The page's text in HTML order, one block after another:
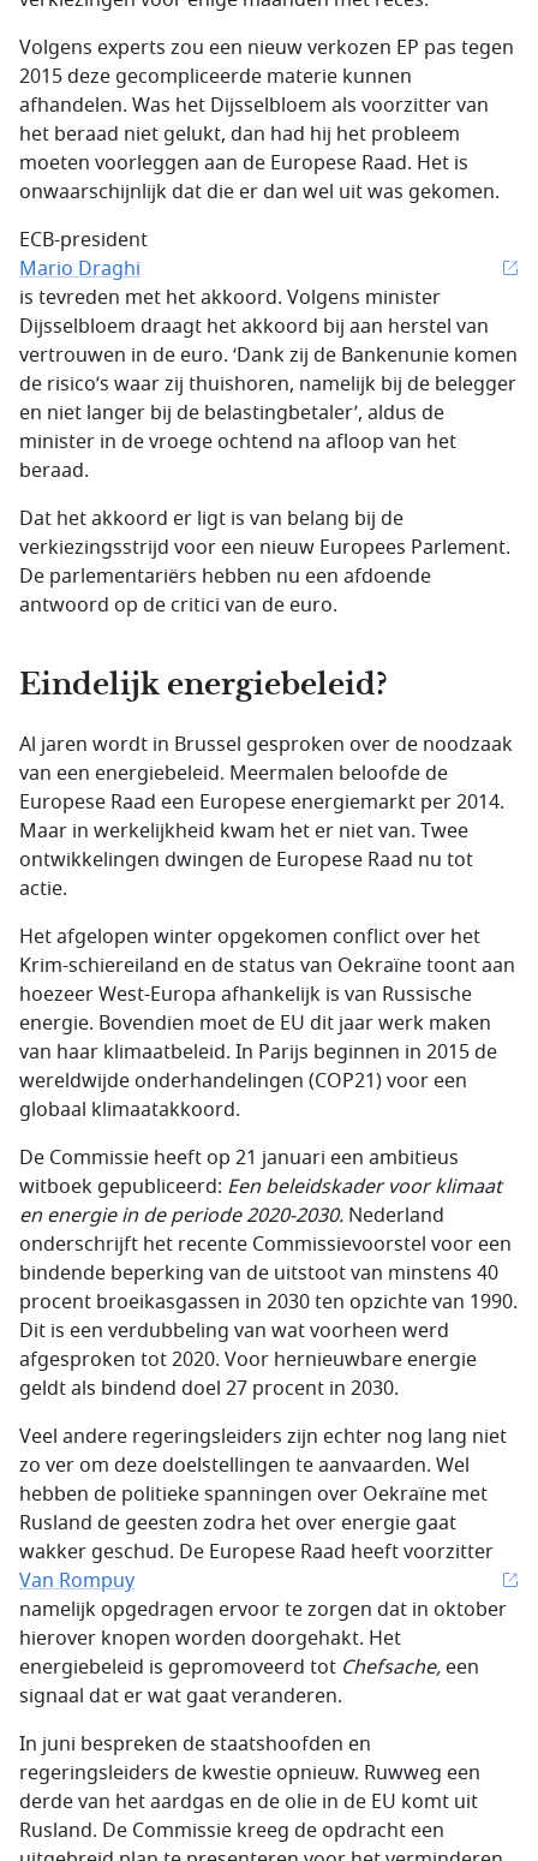
Volgens experts zou een nieuw verkozen EP pas tegen
2015 deze gecompliceerde materie kunnen
afhandelen. Was het Dijsselbloem als voorzitter van
het beraad niet gelukt, dan had hij het probleem
moeten voorleggen aan de Europese Raad. Het is
onwaarschijnlijk dat die er dan wel uit was gekomen.
ECB-president
Mario Draghi
is tevreden met het akkoord. Volgens minister
Dijsselbloem draagt het akkoord bij aan herstel van
vertrouwen in de euro. ‘Dank zij de Bankenunie komen
de risico’s waar zij thuishoren, namelijk bij de belegger
en niet langer bij de belastingbetaler’, aldus de
minister in de vroege ochtend na afloop van het
beraad.
Dat het akkoord er ligt is van belang bij de
verkiezingsstrijd voor een nieuw Europees Parlement.
De parlementariërs hebben nu een afdoende
antwoord op de critici van de euro.
Eindelijk energiebeleid?
Al jaren wordt in Brussel gesproken over de noodzaak
van een energiebeleid. Meermalen beloofde de
Europese Raad een Europese energiemarkt per 2014.
Maar in werkelijkheid kwam het er niet van. Twee
ontwikkelingen dwingen de Europese Raad nu tot
actie.
Het afgelopen winter opgekomen conflict over het
Krim-schiereiland en de status van Oekraïne toont aan
hoezeer West-Europa afhankelijk is van Russische
energie. Bovendien moet de EU dit jaar werk maken
van haar klimaatbeleid. In Parijs beginnen in 2015 de
wereldwijde onderhandelingen (COP21) voor een
globaal klimaatakkoord.
De Commissie heeft op 21 januari een ambitieus
witboek gepubliceerd: Een beleidskader voor klimaat
en energie in de periode 2020-2030. Nederland
onderschrijft het recente Commissievoorstel voor een
bindende beperking van de uitstoot van minstens 40
procent broeikasgassen in 2030 ten opzichte van 1990.
Dit is een verdubbeling van wat voorheen werd
afgesproken tot 2020. Voor hernieuwbare energie
geldt als bindend doel 27 procent in 2030.
Veel andere regeringsleiders zijn echter nog lang niet
zo ver om deze doelstellingen te aanvaarden. Wel
hebben de politieke spanningen over Oekraïne met
Rusland de geesten zodra het over energie gaat
wakker geschud. De Europese Raad heeft voorzitter
Van Rompuy
namelijk opgedragen ervoor te zorgen dat in oktober
hierover knopen worden doorgehakt. Het
energiebeleid is gepromoveerd tot Chefsache, een
signaal dat er wat gaat veranderen.
In juni bespreken de staatshoofden en
regeringsleiders de kwestie opnieuw. Ruwweg een
derde van het aardgas en de olie in de EU komt uit
Rusland. De Commissie kreeg de opdracht een